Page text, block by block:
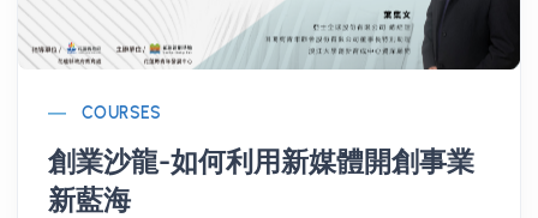
COURSES
創業沙龍-如何利用新媒體開創事業
新藍海